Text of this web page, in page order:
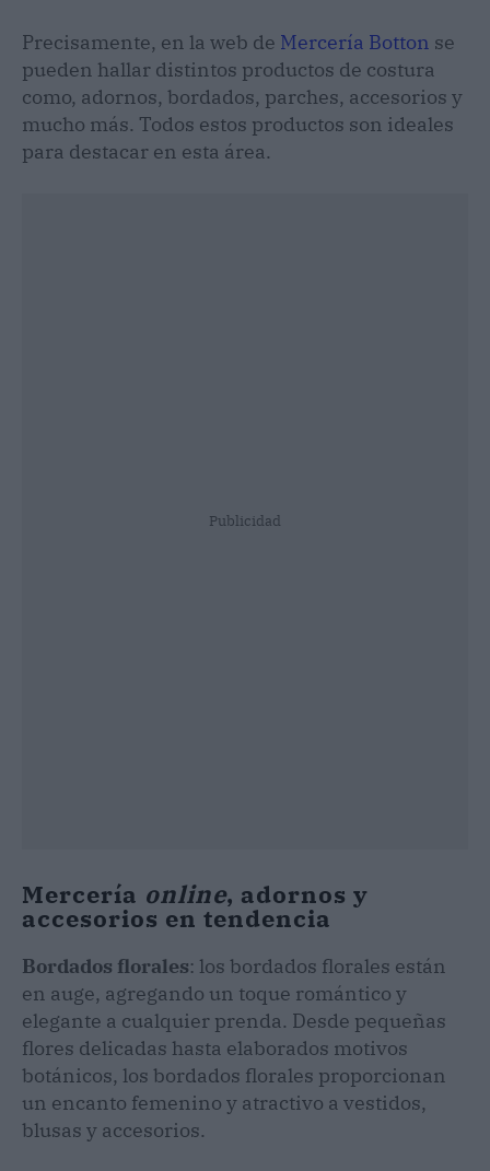
Precisamente, en la web de Mercería Botton se
pueden hallar distintos productos de costura
como, adornos, bordados, parches, accesorios y
mucho más. Todos estos productos son ideales
para destacar en esta área.
Publicidad
Mercería online, adornos y
accesorios en tendencia
Bordados florales: los bordados florales están
en auge, agregando un toque romántico y
elegante a cualquier prenda. Desde pequeñas
flores delicadas hasta elaborados motivos
botánicos, los bordados florales proporcionan
un encanto femenino y atractivo a vestidos,
blusas y accesorios.